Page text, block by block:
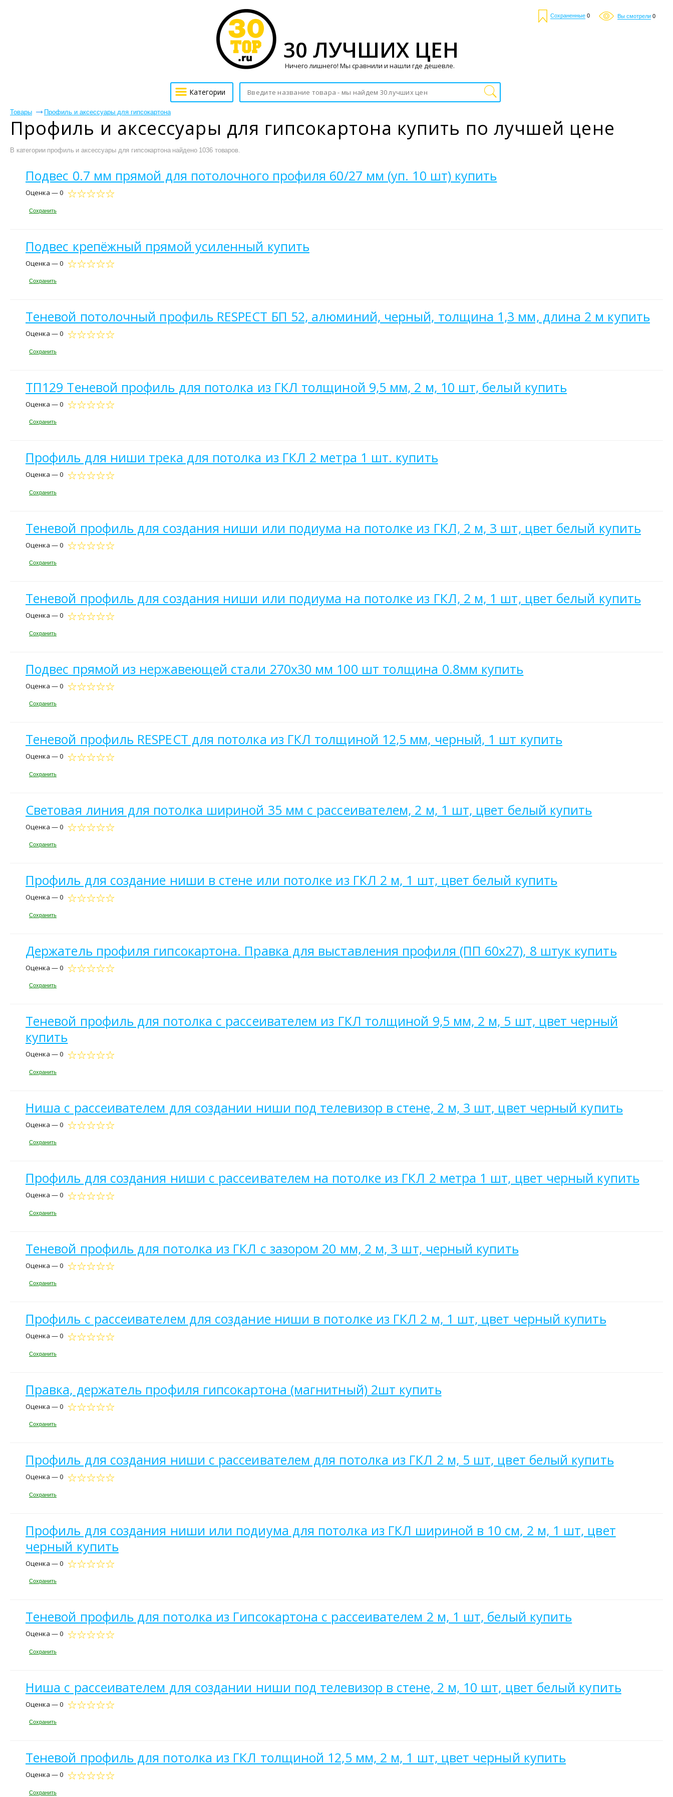
Сохраненные 0 Вы смотрели 0
Товары Профиль и аксессуары для гипсокартона
Профиль и аксессуары для гипсокартона купить по лучшей цене
В категории профиль и аксессуары для гипсокартона найдено 1036 товаров.
Подвес 0.7 мм прямой для потолочного профиля 60/27 мм (уп. 10 шт) купить
Оценка — 0
Сохранить
Подвес крепёжный прямой усиленный купить
Оценка — 0
Сохранить
Теневой потолочный профиль RESPECT БП 52, алюминий, черный, толщина 1,3 мм, длина 2 м купить
Оценка — 0
Сохранить
ТП129 Теневой профиль для потолка из ГКЛ толщиной 9,5 мм, 2 м, 10 шт, белый купить
Оценка — 0
Сохранить
Профиль для ниши трека для потолка из ГКЛ 2 метра 1 шт. купить
Оценка — 0
Сохранить
Теневой профиль для создания ниши или подиума на потолке из ГКЛ, 2 м, 3 шт, цвет белый купить
Оценка — 0
Сохранить
Теневой профиль для создания ниши или подиума на потолке из ГКЛ, 2 м, 1 шт, цвет белый купить
Оценка — 0
Сохранить
Подвес прямой из нержавеющей стали 270х30 мм 100 шт толщина 0.8мм купить
Оценка — 0
Сохранить
Теневой профиль RESPECT для потолка из ГКЛ толщиной 12,5 мм, черный, 1 шт купить
Оценка — 0
Сохранить
Световая линия для потолка шириной 35 мм с рассеивателем, 2 м, 1 шт, цвет белый купить
Оценка — 0
Сохранить
Профиль для создание ниши в стене или потолке из ГКЛ 2 м, 1 шт, цвет белый купить
Оценка — 0
Сохранить
Держатель профиля гипсокартона. Правка для выставления профиля (ПП 60х27), 8 штук купить
Оценка — 0
Сохранить
Теневой профиль для потолка с рассеивателем из ГКЛ толщиной 9,5 мм, 2 м, 5 шт, цвет черный
купить
Оценка — 0
Сохранить
Ниша с рассеивателем для создании ниши под телевизор в стене, 2 м, 3 шт, цвет черный купить
Оценка — 0
Сохранить
Профиль для создания ниши с рассеивателем на потолке из ГКЛ 2 метра 1 шт, цвет черный купить
Оценка — 0
Сохранить
Теневой профиль для потолка из ГКЛ с зазором 20 мм, 2 м, 3 шт, черный купить
Оценка — 0
Сохранить
Профиль с рассеивателем для создание ниши в потолке из ГКЛ 2 м, 1 шт, цвет черный купить
Оценка — 0
Сохранить
Правка, держатель профиля гипсокартона (магнитный) 2шт купить
Оценка — 0
Сохранить
Профиль для создания ниши с рассеивателем для потолка из ГКЛ 2 м, 5 шт, цвет белый купить
Оценка — 0
Сохранить
Профиль для создания ниши или подиума для потолка из ГКЛ шириной в 10 см, 2 м, 1 шт, цвет
черный купить
Оценка — 0
Сохранить
Теневой профиль для потолка из Гипсокартона с рассеивателем 2 м, 1 шт, белый купить
Оценка — 0
Сохранить
Ниша с рассеивателем для создании ниши под телевизор в стене, 2 м, 10 шт, цвет белый купить
Оценка — 0
Сохранить
Теневой профиль для потолка из ГКЛ толщиной 12,5 мм, 2 м, 1 шт, цвет черный купить
Оценка — 0
Сохранить
30 ЛУЧШИХ ЦЕН
Ничего лишнего! Мы сравнили и нашли где дешевле.
Категории